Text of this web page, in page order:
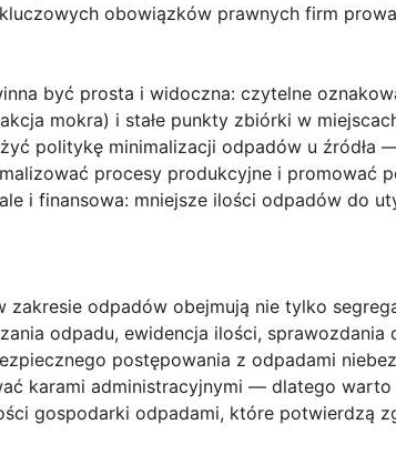
obowiązków prawnych firm
być prosta i widoczna: czytelne
mokra) i stałe punkty zbiórki w
politykę minimalizacji odpadów u źródła
procesy produkcyjne i promować
i finansowa: mniejsze ilości odpadów do
zakresie odpadów obejmują nie tylko
odpadu, ewidencja ilości, sprawozdania
postępowania z odpadami
karami administracyjnymi — dlatego
gospodarki odpadami, które potwierdzą